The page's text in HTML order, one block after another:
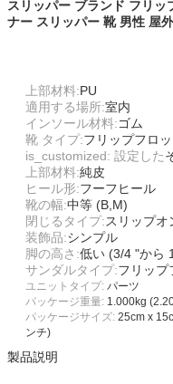
スリッパー ブランド フリッ
ナー スリッパー 靴 男性 屋外
上部材料:PU
適用する場所:室内
インソール材料:ゴム
靴 タイプ:フリップフロ
is_customized: 設定した
上部材料:純皮
ヒール形:フーフヒール
靴の幅:中等 (B,M)
閉じるタイプ:スリップオ
装飾品:シンプル
脚の高さ:低い (3/4 "から
サンダルタイプ:フリップ
ユニットタイプ: パーツ
パッケージ重量: 1.000kg
パッケージサイズ: 25cm x
ンチ)
製品説明